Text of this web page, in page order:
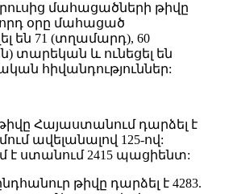
մահացածների թիվը
օրը մահացած
են 71 (տղամարդ), 60
տարեկան և ունեցել են
հիվանդություններ:
Հայաստանում դարձել է
ավելանալով 125-ով:
է ստանում 2415 պացիենտ:
թիվը դարձել է 4283.